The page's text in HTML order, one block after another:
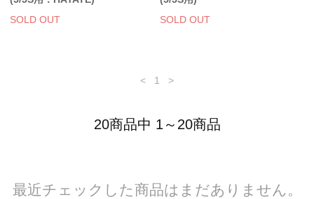
SOLD OUT
SOLD OUT
< 1 >
20商品中 1～20商品
最近チェックした商品はまだありません。